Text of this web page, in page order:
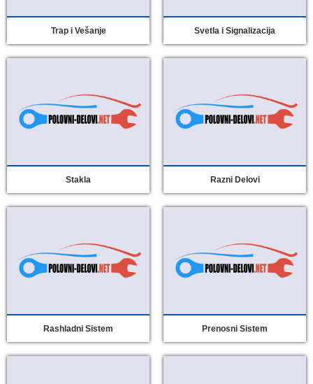
Trap i Vešanje Svetla i Signalizacija
Stakla Razni Delovi
Rashladni Sistem Prenosni Sistem